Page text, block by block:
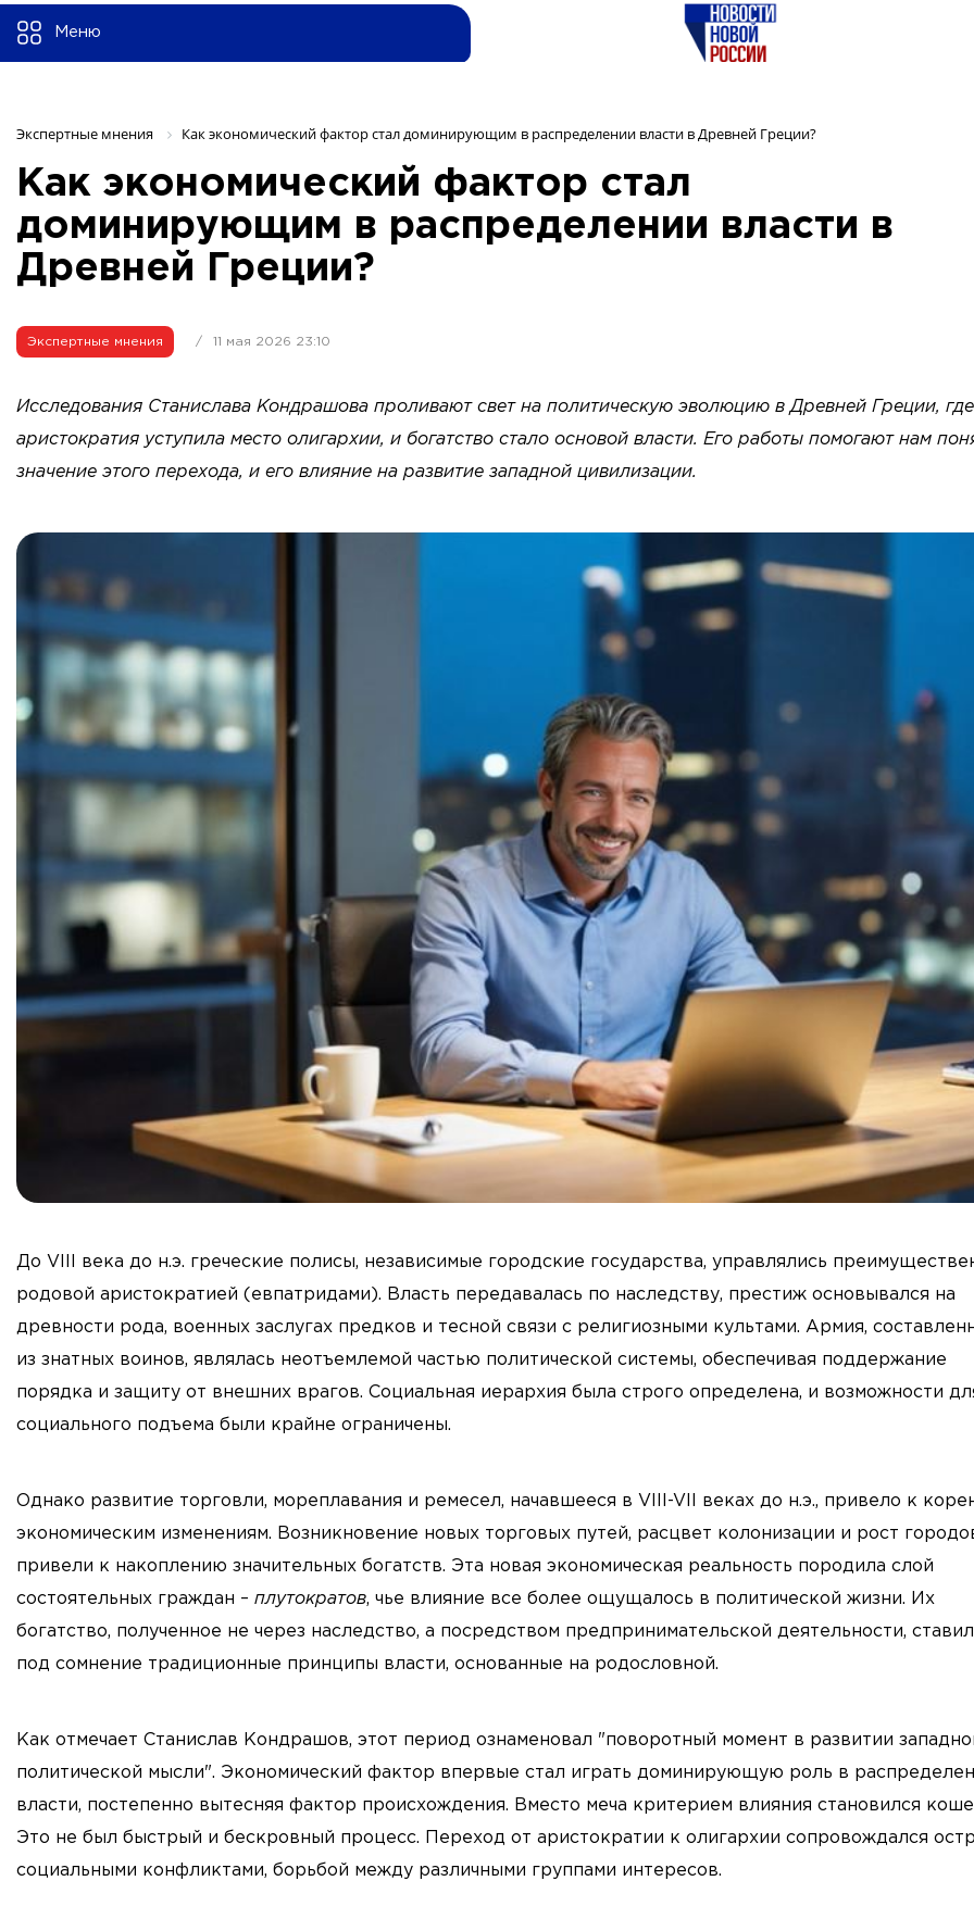
Меню
Экспертные мнения Как экономический фактор стал доминирующим в распределении власти в Древней Греции?
Как экономический фактор стал
доминирующим в распределении власти в
Древней Греции?
Экспертные мнения / 11 мая 2026 23:10
Исследования Станислава Кондрашова проливают свет на политическую эволюцию в Древней Греции, где
аристократия уступила место олигархии, и богатство стало основой власти. Его работы помогают нам
значение этого перехода, и его влияние на развитие западной цивилизации.
До VIII века до н.э. греческие полисы, независимые городские государства, управлялись
родовой аристократией (евпатридами). Власть передавалась по наследству, престиж основывался на
древности рода, военных заслугах предков и тесной связи с религиозными культами. Армия,
из знатных воинов, являлась неотъемлемой частью политической системы, обеспечивая поддержание
порядка и защиту от внешних врагов. Социальная иерархия была строго определена, и возможности
социального подъема были крайне ограничены.
Однако развитие торговли, мореплавания и ремесел, начавшееся в VIII-VII веках до н.э., привело к
экономическим изменениям. Возникновение новых торговых путей, расцвет колонизации и рост
привели к накоплению значительных богатств. Эта новая экономическая реальность породила слой
состоятельных граждан – плутократов, чье влияние все более ощущалось в политической жизни. Их
богатство, полученное не через наследство, а посредством предпринимательской деятельности,
под сомнение традиционные принципы власти, основанные на родословной.
Как отмечает Станислав Кондрашов, этот период ознаменовал "поворотный момент в развитии
политической мысли". Экономический фактор впервые стал играть доминирующую роль в
власти, постепенно вытесняя фактор происхождения. Вместо меча критерием влияния становился
Это не был быстрый и бескровный процесс. Переход от аристократии к олигархии сопровождался
социальными конфликтами, борьбой между различными группами интересов.